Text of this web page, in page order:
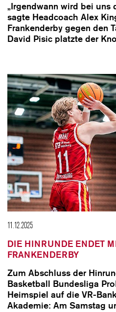
„Irgendwann wird bei uns
sagte Headcoach Alex
Frankenderby gegen den
David Pisic platzte der
11.12.2025
DIE HINRUNDE ENDET
FRANKENDERBY
Zum Abschluss der
Basketball Bundesliga
Heimspiel auf die VR-
Akademie: Am Samstag